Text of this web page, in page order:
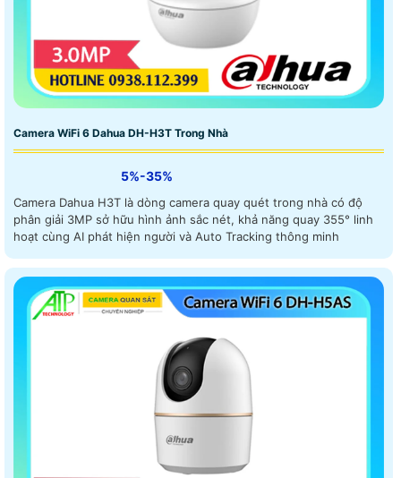
Camera WiFi 6 Dahua DH-H3T Trong Nhà
5%-35%
Camera Dahua H3T là dòng camera quay quét trong nhà có độ
phân giải 3MP sở hữu hình ảnh sắc nét, khả năng quay 355° linh
hoạt cùng AI phát hiện người và Auto Tracking thông minh